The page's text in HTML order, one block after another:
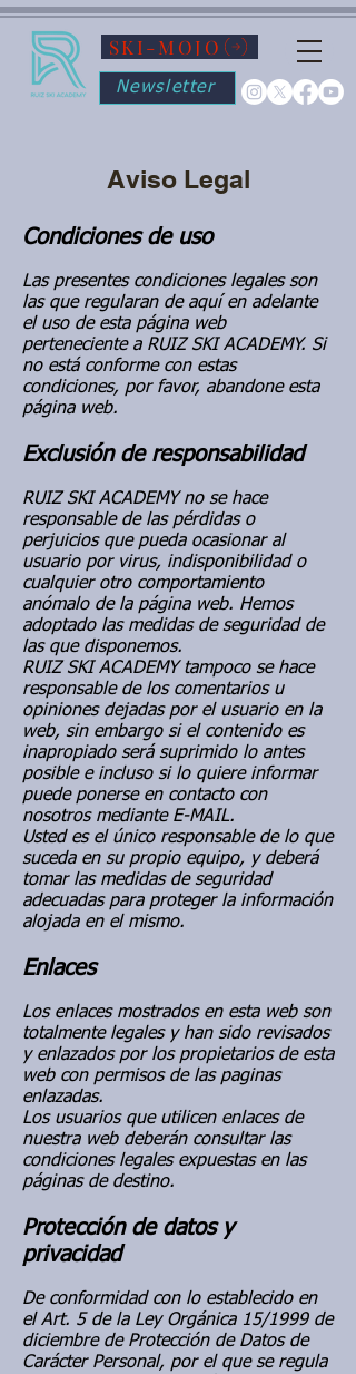
SKI-MOJO
Newsletter
Aviso Legal
Condiciones de uso
Las presentes condiciones legales son
las que regularan de aquí en adelante
el uso de esta página web
perteneciente a RUIZ SKI ACADEMY. Si
no está conforme con estas
condiciones, por favor, abandone esta
página web.
Exclusión de responsabilidad
RUIZ SKI ACADEMY no se hace
responsable de las pérdidas o
perjuicios que pueda ocasionar al
usuario por virus, indisponibilidad o
cualquier otro comportamiento
anómalo de la página web. Hemos
adoptado las medidas de seguridad de
las que disponemos.
RUIZ SKI ACADEMY tampoco se hace
responsable de los comentarios u
opiniones dejadas por el usuario en la
web, sin embargo si el contenido es
inapropiado será suprimido lo antes
posible e incluso si lo quiere informar
puede ponerse en contacto con
nosotros mediante E-MAIL.
Usted es el único responsable de lo que
suceda en su propio equipo, y deberá
tomar las medidas de seguridad
adecuadas para proteger la información
alojada en el mismo.
Enlaces
Los enlaces mostrados en esta web son
totalmente legales y han sido revisados
y enlazados por los propietarios de esta
web con permisos de las paginas
enlazadas.
Los usuarios que utilicen enlaces de
nuestra web deberán consultar las
condiciones legales expuestas en las
páginas de destino.
Protección de datos y
privacidad
De conformidad con lo establecido en
el Art. 5 de la Ley Orgánica 15/1999 de
diciembre de Protección de Datos de
Carácter Personal, por el que se regula